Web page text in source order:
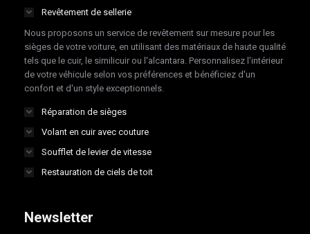
new
window
new
window
new
window
new
window
Revêtement de sellerie
Nous proposons un service de revêtement sur mesure pour les
sièges de votre voiture, en utilisant des matériaux de haute qualité
tels que le cuir, le similicuir ou l'alcantara. Personnalisez l'intérieur
de votre véhicule selon vos préférences et bénéficiez d'un
confort et d'un style exceptionnels.
Réparation de sièges
Volant en cuir avec couture
Soufflet de levier de vitesse
Restauration de ciels de toit
Newsletter